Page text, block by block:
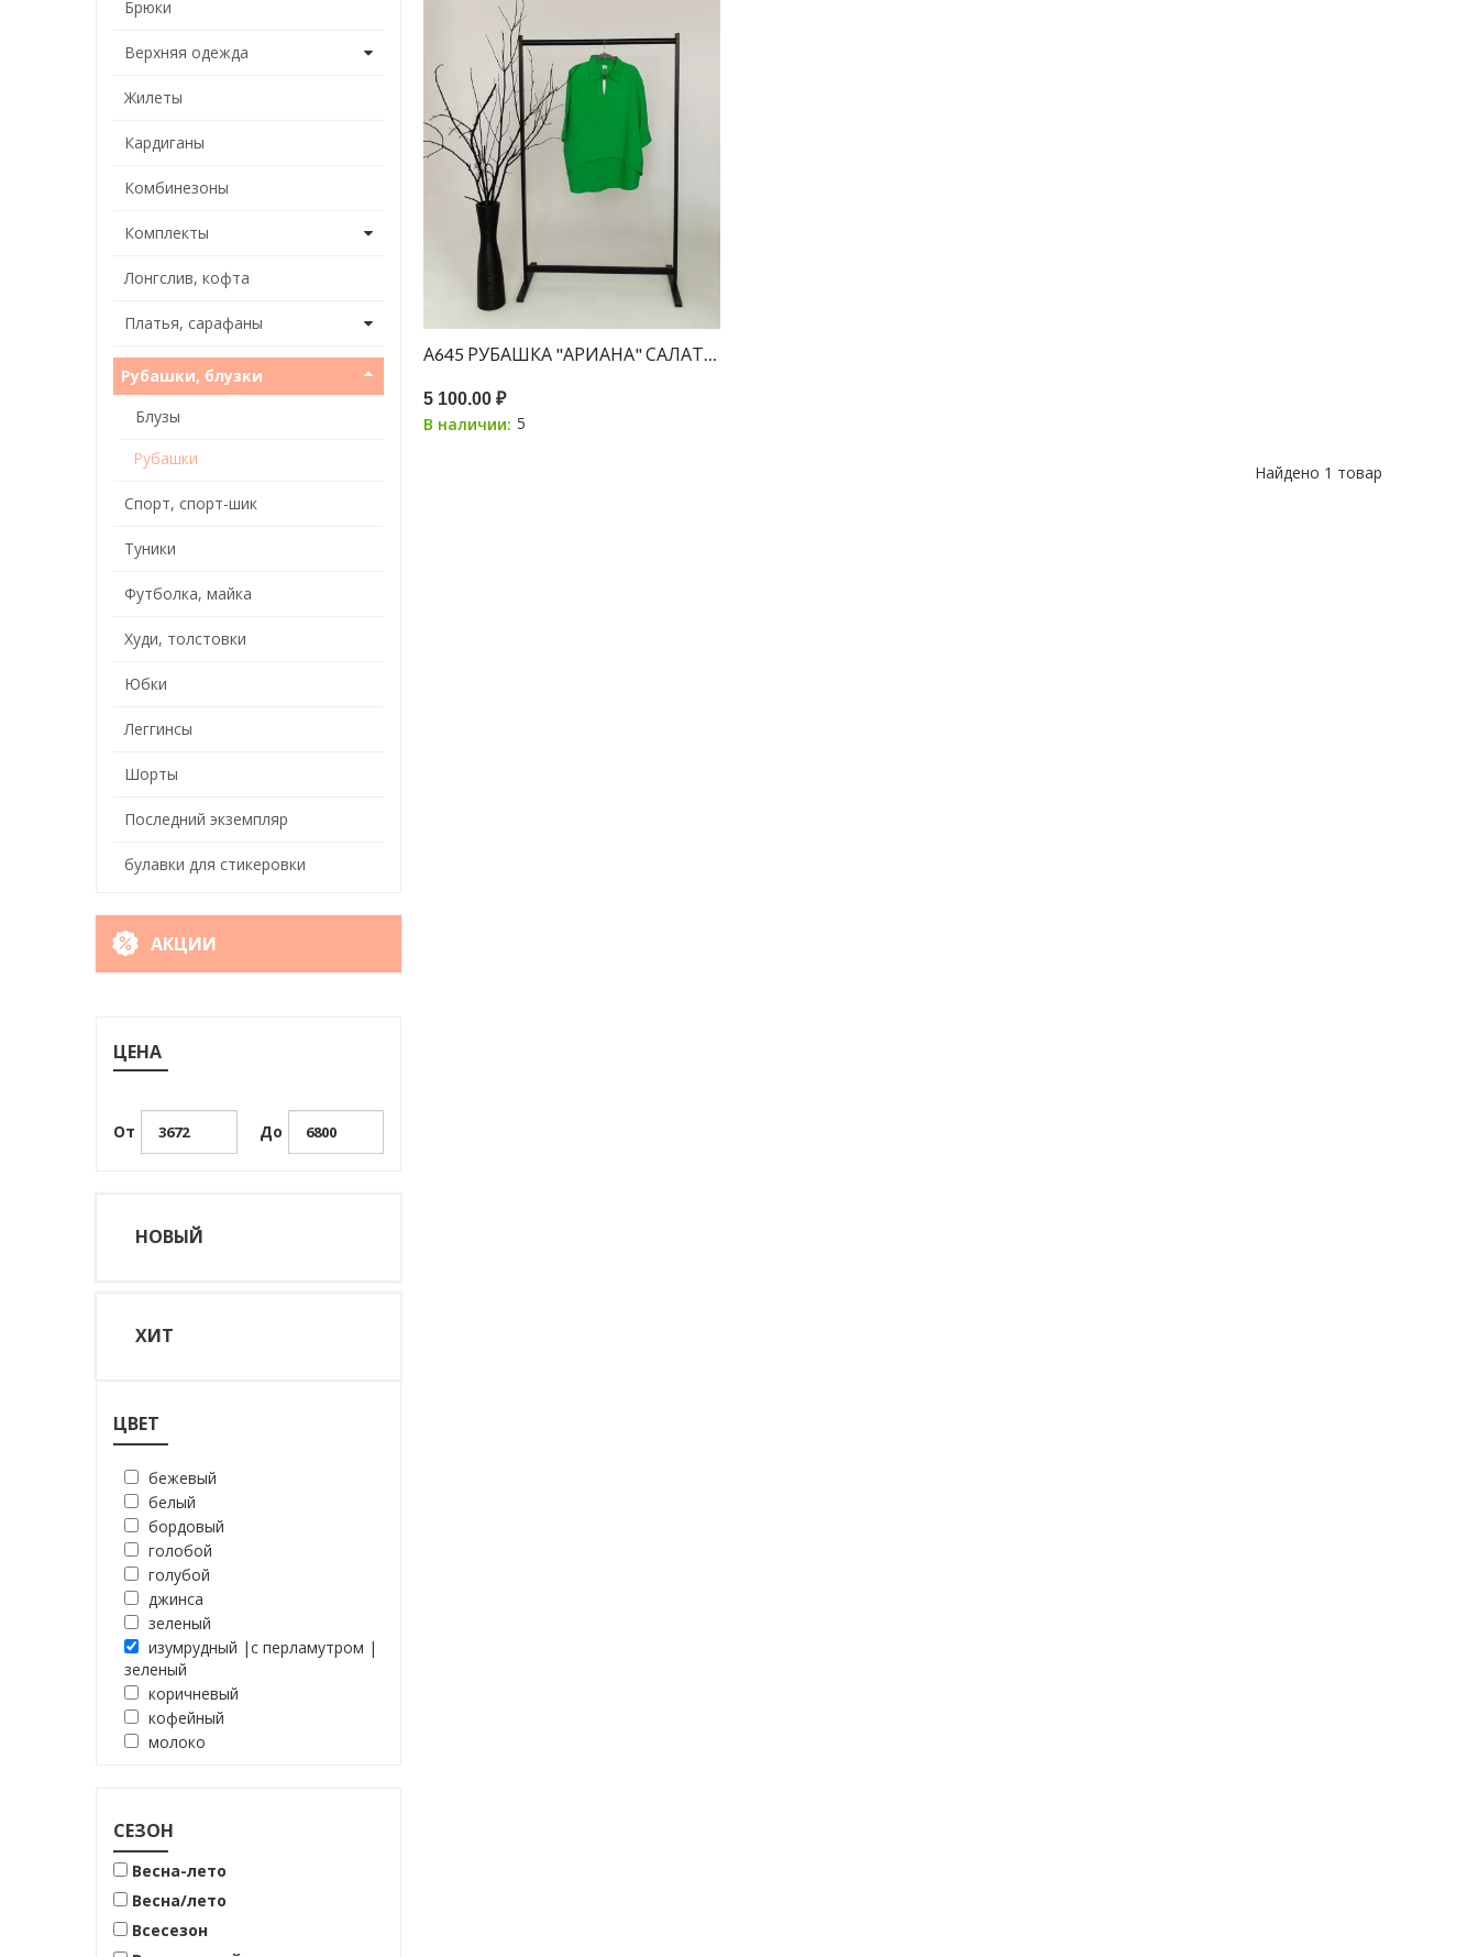
Брюки
Верхняя одежда
Жилеты
Кардиганы
Комбинезоны
Комплекты
Лонгслив, кофта
Платья, сарафаны
Рубашки, блузки
Блузы
Рубашки
Спорт, спорт-шик
Туники
Футболка, майка
Худи, толстовки
Юбки
Леггинсы
Шорты
Последний экземпляр
булавки для стикеровки
АКЦИИ
ЦЕНА
От До
НОВЫЙ
ХИТ
ЦВЕТ
бежевый
белый
бордовый
голобой
голубой
джинса
зеленый
изумрудный |с перламутром |
зеленый
коричневый
кофейный
молоко
песочный
розовый
черно-белый
черный
СЕЗОН
Весна-лето
Весна/лето
Всесезон
А645 РУБАШКА "АРИАНА" САЛАТОВЫЙ
5 100.00 ₽
В наличии: 5
Найдено 1 товар